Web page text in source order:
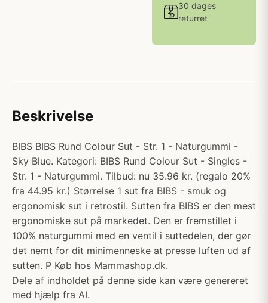
30 dages
returret
Beskrivelse
BIBS BIBS Rund Colour Sut - Str. 1 - Naturgummi -
Sky Blue. Kategori: BIBS Rund Colour Sut - Singles -
Str. 1 - Naturgummi. Tilbud: nu 35.96 kr. (regalo 20%
fra 44.95 kr.) Størrelse 1 sut fra BIBS - smuk og
ergonomisk sut i retrostil. Sutten fra BIBS er den mest
ergonomiske sut på markedet. Den er fremstillet i
100% naturgummi med en ventil i suttedelen, der gør
det nemt for dit minimenneske at presse luften ud af
sutten. P Køb hos Mammashop.dk.
Dele af indholdet på denne side kan være genereret
med hjælp fra AI.